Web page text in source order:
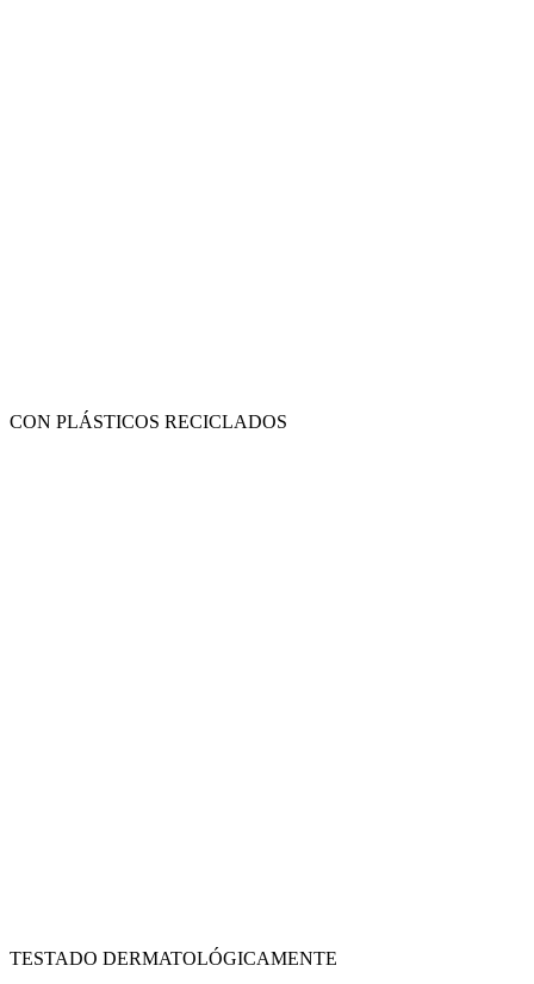
CON PLÁSTICOS RECICLADOS
TESTADO DERMATOLÓGICAMENTE